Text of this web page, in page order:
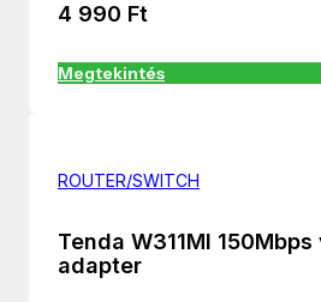
4 990 Ft
Megtekintés
ROUTER/SWITCH
Tenda W311MI
adapter